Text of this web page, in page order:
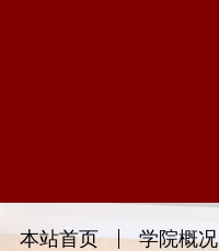
本站首页 学院概况